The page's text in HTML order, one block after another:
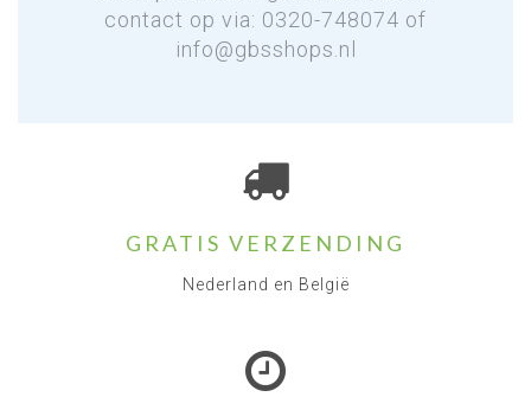
contact op via: 0320-748074 of
info@gbsshops.nl
GRATIS VERZENDING
Nederland en België